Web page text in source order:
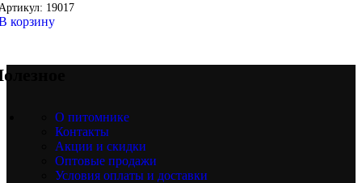
19017
корзину
О питомнике
Контакты
Акции и скидки
Оптовые продажи
Условия оплаты и доставки